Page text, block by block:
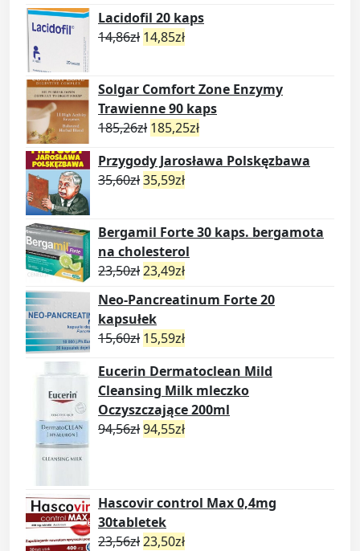
Lacidofil 20 kaps
14,86zł 14,85zł
Solgar Comfort Zone Enzymy
Trawienne 90 kaps
185,26zł 185,25zł
Przygody Jarosława Polskęzbawa
35,60zł35,59zł
Bergamil Forte 30 kaps. bergamota
na cholesterol
23,50zł23,49zł
Neo-Pancreatinum Forte 20
kapsułek
15,60zł 15,59zł
Eucerin Dermatoclean Mild
Cleansing Milk mleczko
Oczyszczające 200ml
94,56zł94,55zł
Hascovir control Max 0,4mg
30tabletek
23,56zł23,50zł